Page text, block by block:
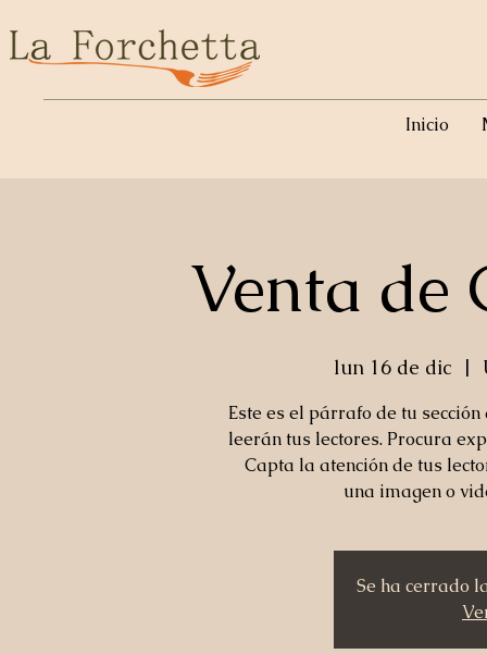
Inicio
Venta de
lun 16 de dic
  |
Este es el párrafo de tu
leerán tus lectores. Procura
Capta la atención de tus
una imagen o
Se ha cerrado